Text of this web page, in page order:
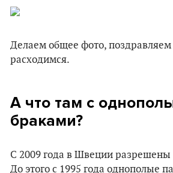
Делаем общее фото,
расходимся.
А что там с
браками?
С 2009 года в Швеции
До этого с 1995 года однополые